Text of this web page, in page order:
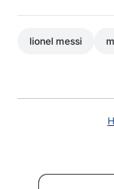
lionel messi